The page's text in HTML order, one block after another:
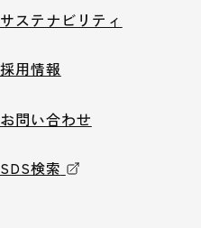
サステナビリティ
採用情報
お問い合わせ
SDS検索